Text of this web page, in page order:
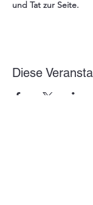
und Tat zur Seite.
Diese